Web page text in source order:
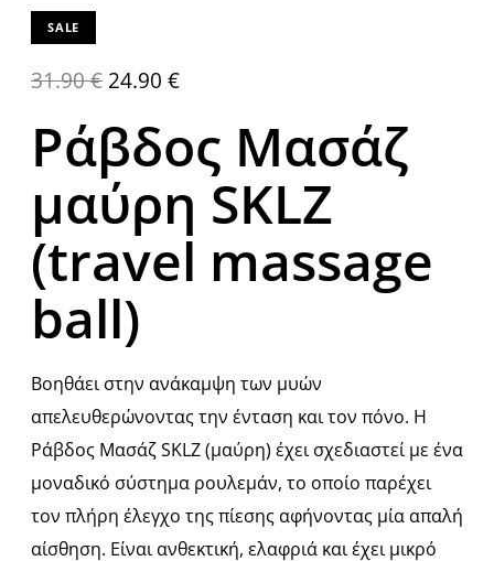
SALE
31.90€ 24.90 €
Ράβδος Μασάζ
μαύρη SKLZ
(travel massage
ball)
Βοηθάει στην ανάκαμψη των μυών
απελευθερώνοντας την ένταση και τον πόνο. Η
Ράβδος Μασάζ SKLZ (μαύρη) έχει σχεδιαστεί με ένα
μοναδικό σύστημα ρουλεμάν, το οποίο παρέχει
τον πλήρη έλεγχο της πίεσης αφήνοντας μία απαλή
αίσθηση. Είναι ανθεκτική, ελαφριά και έχει μικρό